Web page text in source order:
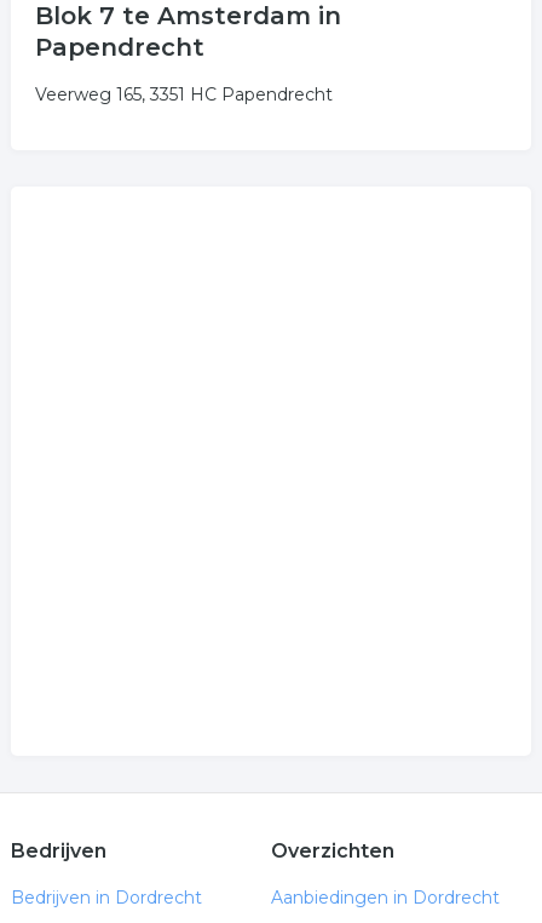
Blok 7 te Amsterdam in
Papendrecht
Veerweg 165, 3351 HC Papendrecht
Bedrijven
Bedrijven in Dordrecht
Overzichten
Aanbiedingen in Dordrecht